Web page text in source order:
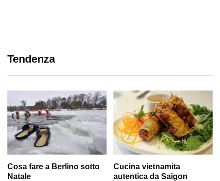
Tendenza
Cosa fare a Berlino sotto
Natale
Cucina vietnamita
autentica da Saigon